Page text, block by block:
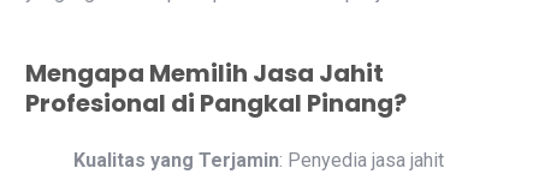
Mengapa Memilih Jasa Jahit
Profesional di Pangkal Pinang?
Kualitas yang Terjamin: Penyedia jasa jahit